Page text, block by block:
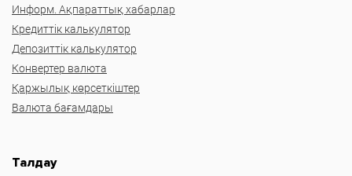
Информ. Ақпараттық хабарлар
Кредиттік калькулятор
Депозиттік калькулятор
Конвертер валюта
Қаржылық көрсеткіштер
Валюта бағамдары
Талдау